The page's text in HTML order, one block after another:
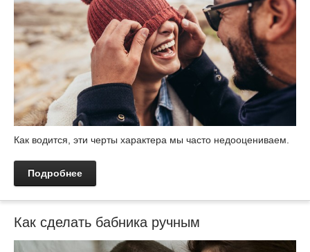
Как водится, эти черты характера мы часто недооцениваем.
Подробнее
Как сделать бабника ручным